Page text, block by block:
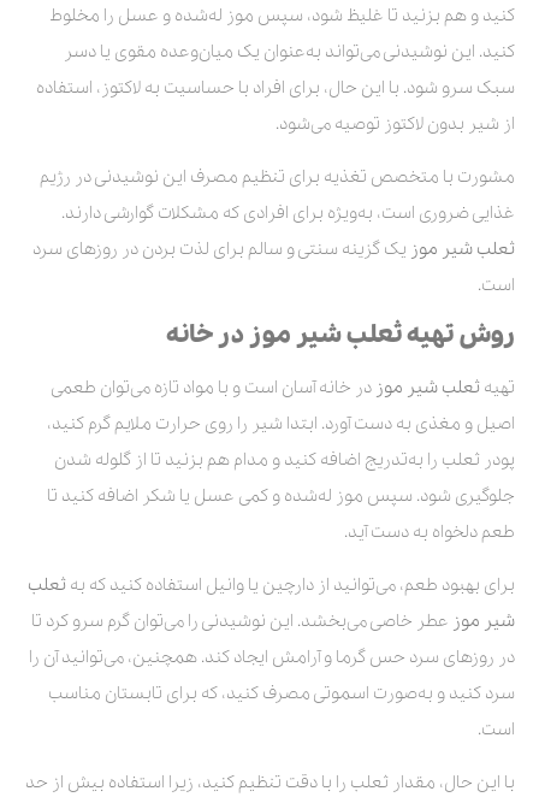
کنید و هم بزنید تا غلیظ شود، سپس موز له‌شده و عسل را مخلوط
کنید. این نوشیدنی می‌تواند به‌عنوان یک میان‌وعده مقوی یا دسر
سبک سرو شود. با این حال، برای افراد با حساسیت به لاکتوز، استفاده
از شیر بدون لاکتوز توصیه می‌شود.
مشورت با متخصص تغذیه برای تنظیم مصرف این نوشیدنی در رژیم
غذایی ضروری است، به‌ویژه برای افرادی که مشکلات گوارشی دارند.
ثعلب شیر موز یک گزینه سنتی و سالم برای لذت بردن در روزهای سرد
است.
روش تهیه ثعلب شیر موز در خانه
تهیه ثعلب شیر موز در خانه آسان است و با مواد تازه می‌توان طعمی
اصیل و مغذی به دست آورد. ابتدا شیر را روی حرارت ملایم گرم کنید،
پودر ثعلب را به‌تدریج اضافه کنید و مدام هم بزنید تا از گلوله شدن
جلوگیری شود. سپس موز له‌شده و کمی عسل یا شکر اضافه کنید تا
طعم دلخواه به دست آید.
برای بهبود طعم، می‌توانید از دارچین یا وانیل استفاده کنید که به ثعلب
شیر موز عطر خاصی می‌بخشد. این نوشیدنی را می‌توان گرم سرو کرد تا
در روزهای سرد حس گرما و آرامش ایجاد کند. همچنین، می‌توانید آن را
سرد کنید و به‌صورت اسموتی مصرف کنید، که برای تابستان مناسب
است.
با این حال، مقدار ثعلب را با دقت تنظیم کنید، زیرا استفاده بیش از حد